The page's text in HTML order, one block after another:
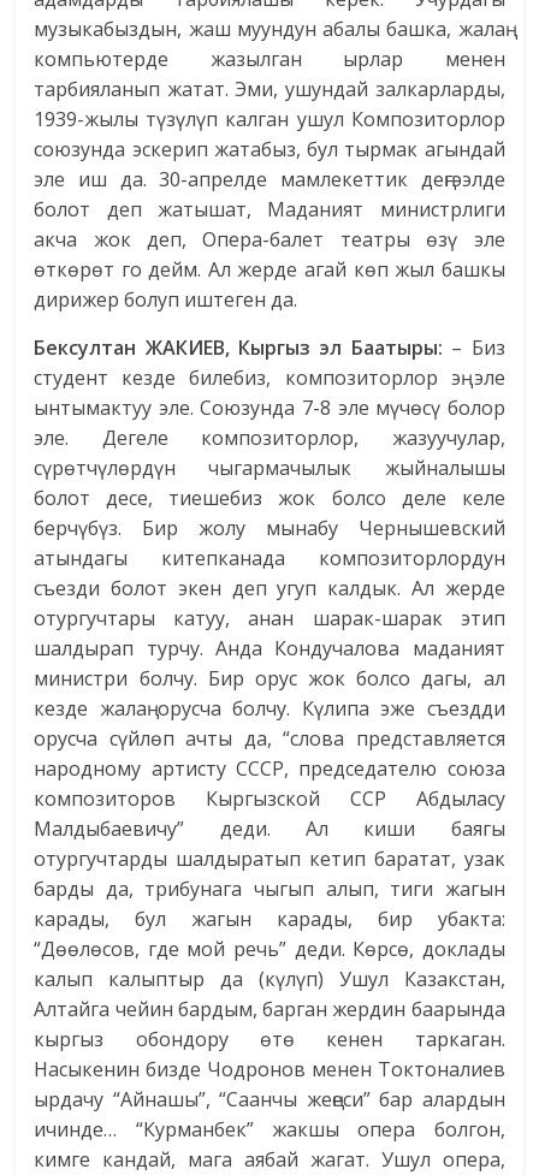
музыкабыздын, жаш муундун абалы башка, жалаң
компьютерде жазылган ырлар менен
тарбияланып жатат. Эми, ушундай залкарларды,
1939-жылы түзүлүп калган ушул Композиторлор
союзунда эскерип жатабыз, бул тырмак агындай
эле иш да. 30-апрелде мамлекеттик деңгээлде
болот деп жатышат, Маданият министрлиги
акча жок деп, Опера-балет театры өзү эле
өткөрөт го дейм. Ал жерде агай көп жыл башкы
дирижер болуп иштеген да.
Бексултан ЖАКИЕВ, Кыргыз эл Баатыры: – Биз
студент кезде билебиз, композиторлор эң эле
ынтымактуу эле. Союзунда 7-8 эле мүчөсү болор
эле. Дегеле композиторлор, жазуучулар,
сүрөтчүлөрдүн чыгармачылык жыйналышы
болот десе, тиешебиз жок болсо деле келе
берчүбүз. Бир жолу мынабу Чернышевский
атындагы китепканада композиторлордун
съезди болот экен деп угуп калдык. Ал жерде
отургучтары катуу, анан шарак-шарак этип
шалдырап турчу. Анда Кондучалова маданият
министри болчу. Бир орус жок болсо дагы, ал
кезде жалаң орусча болчу. Күлипа эже съездди
орусча сүйлөп ачты да, “слова представляется
народному артисту СССР, председателю союза
композиторов Кыргызской ССР Абдыласу
Малдыбаевичу” деди. Ал киши баягы
отургучтарды шалдыратып кетип баратат, узак
барды да, трибунага чыгып алып, тиги жагын
карады, бул жагын карады, бир убакта:
“Дөөлөсов, где мой речь” деди. Көрсө, доклады
калып калыптыр да (күлүп) Ушул Казакстан,
Алтайга чейин бардым, барган жердин баарында
кыргыз обондору өтө кенен таркаган.
Насыкенин бизде Чодронов менен Токтоналиев
ырдачу “Айнашы”, “Саанчы жеңеси” бар алардын
ичинде… “Курманбек” жакшы опера болгон,
кимге кандай, мага аябай жагат. Ушул опера,